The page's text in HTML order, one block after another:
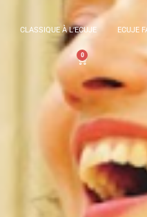
CLASSIQUE À L’ECUJE ECUJE
0